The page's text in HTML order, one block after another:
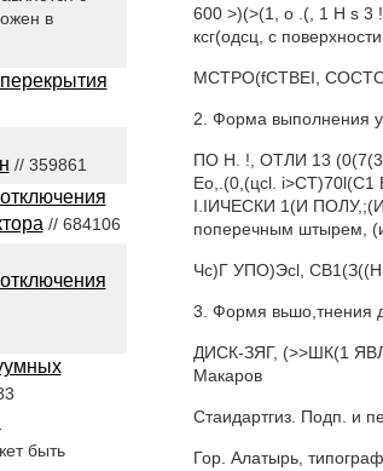
600 >)(>(1, о .(, 1 H s 3
ксг(одсц, с
МCTPO(fCТBEI,
2. Форма выполнения
ПО Н. !, ОТЛИ 13 (0(7(3
Ео,.(0,(цсl.
I.IИЧЕСКИ 1(И
поперечным штырем,
Чс)Г УПО)Эсl,
3. Формя вьшо,тнения
ДИСК-ЗЯГ, (>>ШК(1
Макаров
Стаидартгиз. Подп. и
Гор. Алатырь,
в
// 359861
// 684106
быть